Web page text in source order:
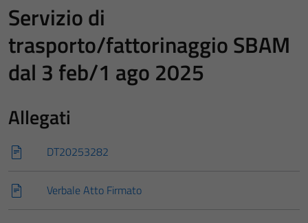
Servizio di
trasporto/fattorinaggio SBAM
dal 3 feb/1 ago 2025
Allegati
DT20253282
Verbale Atto Firmato